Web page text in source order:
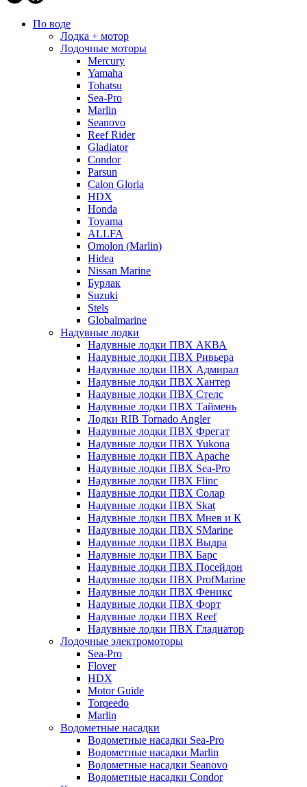
По воде
Лодка + мотор
Лодочные моторы
Mercury
Yamaha
Tohatsu
Sea-Pro
Marlin
Seanovo
Reef Rider
Gladiator
Condor
Parsun
Calon Gloria
HDX
Honda
Toyama
ALLFA
Omolon (Marlin)
Hidea
Nissan Marine
Бурлак
Suzuki
Stels
Globalmarine
Надувные лодки
Надувные лодки ПВХ АКВА
Надувные лодки ПВХ Ривьера
Надувные лодки ПВХ Адмирал
Надувные лодки ПВХ Хантер
Надувные лодки ПВХ Стелс
Надувные лодки ПВХ Таймень
Лодки RIB Tornado Angler
Надувные лодки ПВХ Фрегат
Надувные лодки ПВХ Yukona
Надувные лодки ПВХ Apache
Надувные лодки ПВХ Sea-Pro
Надувные лодки ПВХ Flinc
Надувные лодки ПВХ Солар
Надувные лодки ПВХ Skat
Надувные лодки ПВХ Мнев и К
Надувные лодки ПВХ SMarine
Надувные лодки ПВХ Выдра
Надувные лодки ПВХ Барс
Надувные лодки ПВХ Посейдон
Надувные лодки ПВХ ProfMarine
Надувные лодки ПВХ Феникс
Надувные лодки ПВХ Форт
Надувные лодки ПВХ Reef
Надувные лодки ПВХ Гладиатор
Лодочные электромоторы
Sea-Pro
Flover
HDX
Motor Guide
Torqeedo
Marlin
Водометные насадки
Водометные насадки Sea-Pro
Водометные насадки Marlin
Водометные насадки Seanovo
Водометные насадки Condor